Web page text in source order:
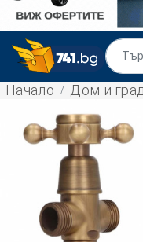
Начало Дом и